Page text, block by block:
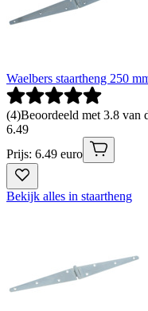
Waelbers staartheng 250
(4)Beoordeeld met 3.8 van
6.49
Prijs: 6.49 euro
Bekijk alles in staartheng